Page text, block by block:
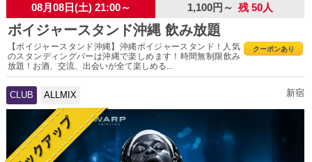
08月08日(土) 21:00～ 1,100円～ 残 50人
ボイジャースタンド沖縄 飲み放題
クーポンあり
【ボイジャースタンド沖縄】沖縄ボイジャースタンド！人気
のスタンディングバーは沖縄で楽しめます！時間無制限飲み
放題！お酒、交流、出会いが全て楽しめる...
CLUB ALLMIX 新宿